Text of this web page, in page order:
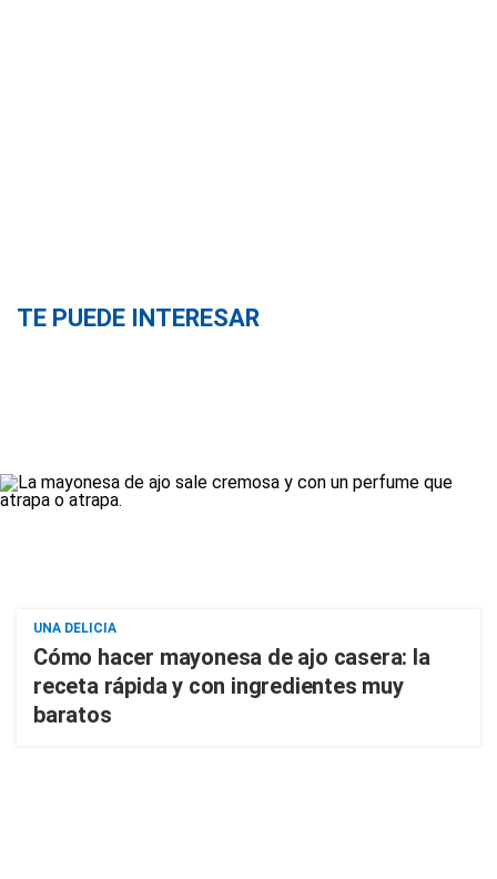
TE PUEDE INTERESAR
UNA DELICIA
Cómo hacer mayonesa de ajo casera: la
receta rápida y con ingredientes muy
baratos